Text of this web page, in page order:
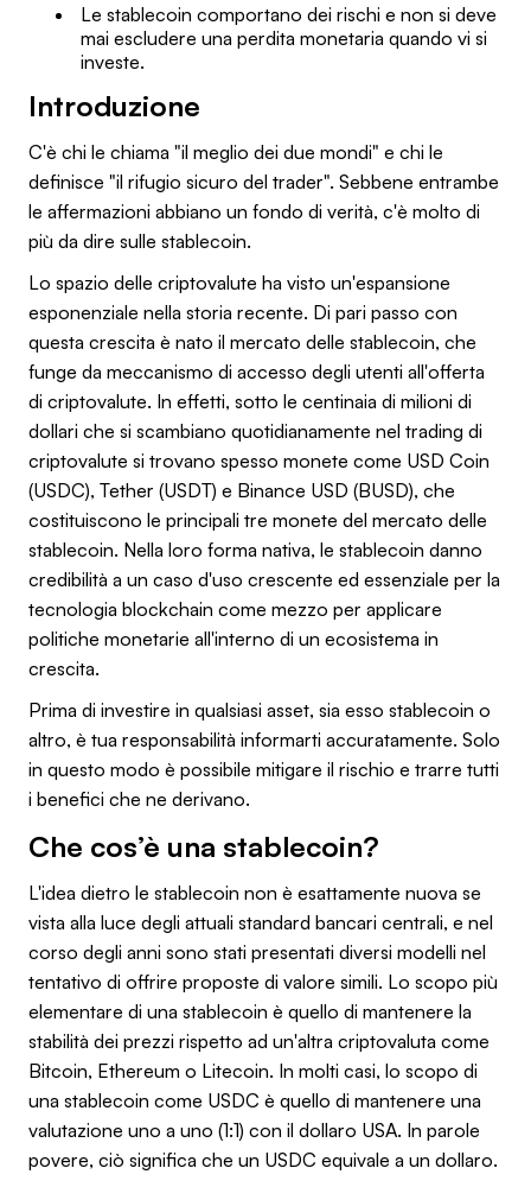
Le stablecoin comportano dei rischi e non si deve
mai escludere una perdita monetaria quando vi si
investe.
Introduzione
C'è chi le chiama "il meglio dei due mondi" e chi le
definisce "il rifugio sicuro del trader". Sebbene entrambe
le affermazioni abbiano un fondo di verità, c'è molto di
più da dire sulle stablecoin.
Lo spazio delle criptovalute ha visto un'espansione
esponenziale nella storia recente. Di pari passo con
questa crescita è nato il mercato delle stablecoin, che
funge da meccanismo di accesso degli utenti all'offerta
di criptovalute. In effetti, sotto le centinaia di milioni di
dollari che si scambiano quotidianamente nel trading di
criptovalute si trovano spesso monete come USD Coin
(USDC), Tether (USDT) e Binance USD (BUSD), che
costituiscono le principali tre monete del mercato delle
stablecoin. Nella loro forma nativa, le stablecoin danno
credibilità a un caso d'uso crescente ed essenziale per la
tecnologia blockchain come mezzo per applicare
politiche monetarie all'interno di un ecosistema in
crescita.
Prima di investire in qualsiasi asset, sia esso stablecoin o
altro, è tua responsabilità informarti accuratamente. Solo
in questo modo è possibile mitigare il rischio e trarre tutti
i benefici che ne derivano.
Che cos’è una stablecoin?
L'idea dietro le stablecoin non è esattamente nuova se
vista alla luce degli attuali standard bancari centrali, e nel
corso degli anni sono stati presentati diversi modelli nel
tentativo di offrire proposte di valore simili. Lo scopo più
elementare di una stablecoin è quello di mantenere la
stabilità dei prezzi rispetto ad un'altra criptovaluta come
Bitcoin, Ethereum o Litecoin. In molti casi, lo scopo di
una stablecoin come USDC è quello di mantenere una
valutazione uno a uno (1:1) con il dollaro USA. In parole
povere, ciò significa che un USDC equivale a un dollaro.